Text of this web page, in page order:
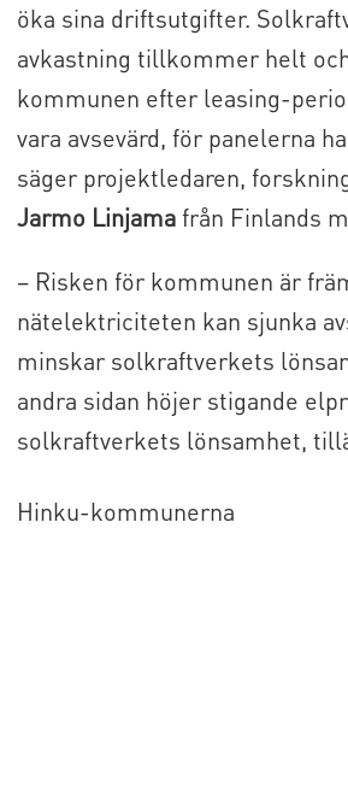
öka sina driftsutgifter.
avkastning tillkommer helt
kommunen efter leasing-
vara avsevärd, för panelerna
säger projektledaren,
Jarmo Linjamafrån Finlands
– Risken för kommunen är
nätelektriciteten kan sjunka
minskar solkraftverkets
andra sidan höjer stigande
solkraftverkets lönsamhet,
Hinku-kommunerna